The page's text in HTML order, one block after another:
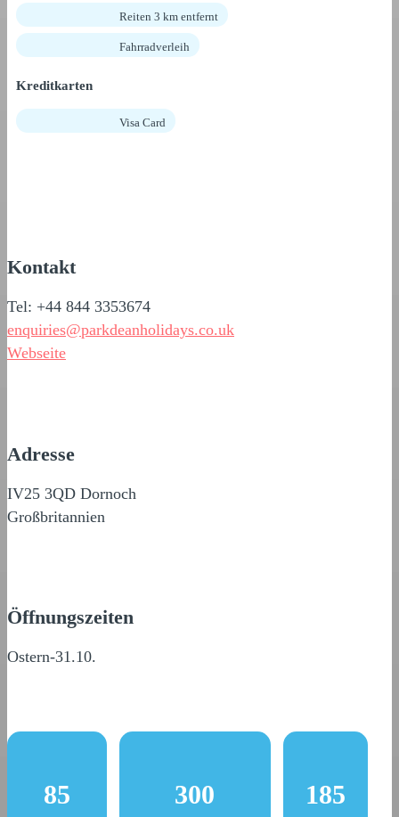
Reiten 3 km entfernt
Fahrradverleih
Kreditkarten
Visa Card
Kontakt
Tel: +44 844 3353674
enquiries@parkdeanholidays.co.uk
Webseite
Adresse
IV25 3QD Dornoch
Großbritannien
Öffnungszeiten
Ostern-31.10.
85 300 185